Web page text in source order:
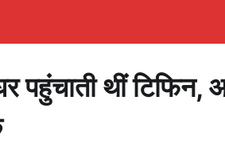
पहुंचाती थीं टिफिन,